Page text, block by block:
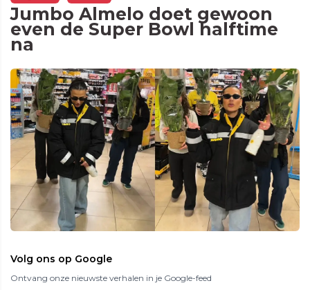
Jumbo Almelo doet gewoon
even de Super Bowl halftime
na
Volg ons op Google
Ontvang onze nieuwste verhalen in je Google-feed